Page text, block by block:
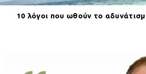
10 λόγοι που ωθούν το